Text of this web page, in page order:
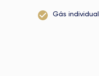
Gás individual